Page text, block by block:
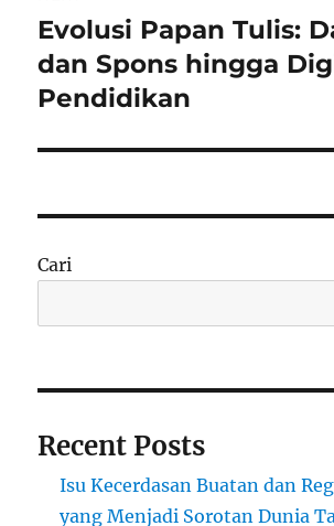
Next
post:
Evolusi Papan Tulis:
dan Spons hingga
Pendidikan
Cari
Recent Posts
Isu Kecerdasan Buatan dan
yang Menjadi Sorotan Dunia